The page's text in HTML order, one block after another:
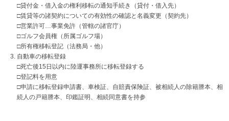
□貸付金・借入金の権利移転の通知手続き（貸付・借入先）
□賃貸等の諸契約についての有効性の確認と名義変更（契約先）
□営業許可…事業免許（管轄の諸官庁）
□ゴルフ会員権（所属ゴルフ場）
□所有権移転登記（法務局・他）
自動車の移転登録
□死亡後15日以内に陸運事務所に移転登録する
□登記料を用意
□申請に移転登録申請書、車検証、自賠責保険証、被相続人の除籍謄本、相
続人の戸籍謄本、印鑑証明、相続同意書を持参